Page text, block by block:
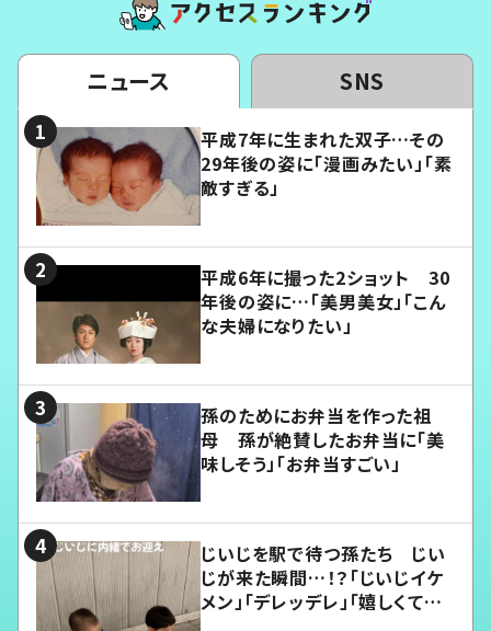
ニュース SNS
平成7年に生まれた双子…その
29年後の姿に「漫画みたい」「素
敵すぎる」
平成6年に撮った2ショット 30
年後の姿に…「美男美女」「こん
な夫婦になりたい」
孫のためにお弁当を作った祖
母 孫が絶賛したお弁当に「美
味しそう」「お弁当すごい」
じいじを駅で待つ孫たち じい
じが来た瞬間…！？「じいじイケ
メン」「デレッデレ」「嬉しくて可